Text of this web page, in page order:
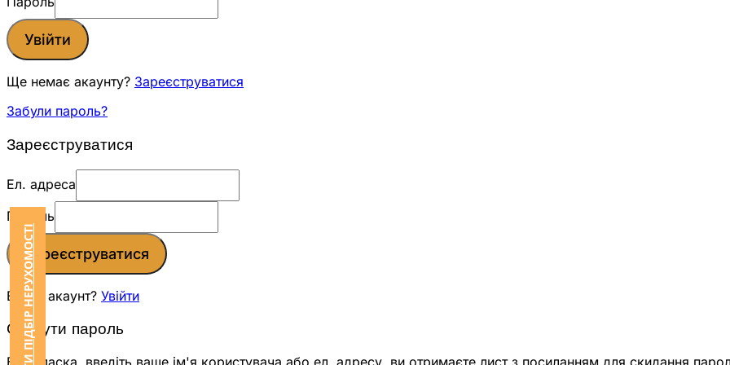
ЗАМОВИТИ ПІДБІР НЕРУХОМОСТІ
Увійти
Ще немає акаунту? Зареєструватися
Забули пароль?
Зареєструватися
Ел. адреса
Пароль
Зареєструватися
Вже є акаунт? Увійти
Скинути пароль
Будь ласка, введіть ваше ім'я користувача або ел. адресу, ви отримаєте лист з посиланням для скидання